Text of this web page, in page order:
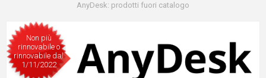
AnyDesk: prodotti fuori catalogo
Non più
rinnovabile o
rinnovabile dal
1/11/2022